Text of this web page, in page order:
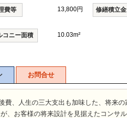
費等 13,800円 修繕積立金
コニー面積 10.03m²
お問合せ
費、人生の三大支出も加味した、将来の
、お客様の将来設計を見据えたコンサ